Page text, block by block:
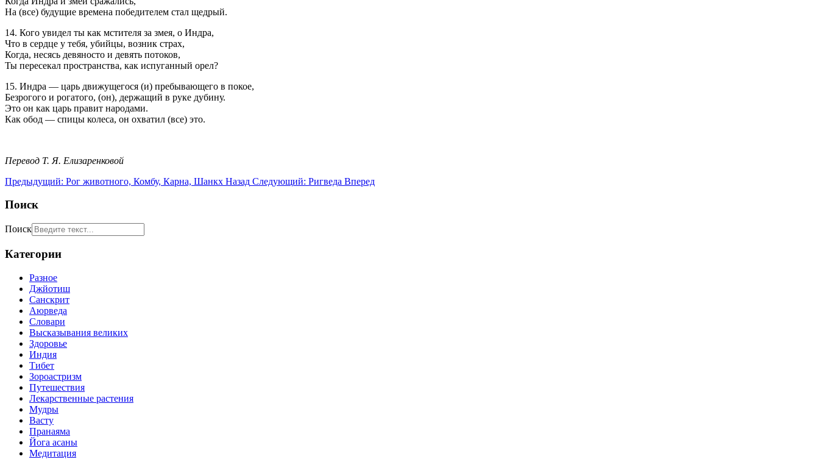
На (все) будущие времена победителем стал щедрый.
14. Кого увидел ты как мстителя за змея, о Индра,
Что в сердце у тебя, убийцы, возник страх,
Когда, несясь девяносто и девять потоков,
Ты пересекал пространства, как испуганный орел?
15. Индра — царь движущегося (и) пребывающего в покое,
Безрогого и рогатого, (он), держащий в руке дубину.
Это он как царь правит народами.
Как обод — спицы колеса, он охватил (все) это.
Перевод Т. Я. Елизаренковой
Предыдущий: Рог животного, Комбу, Карна, Шанкх Назад Следующий: Ригведа Вперед
Поиск
Поиск
Категории
Разное
Джйотиш
Санскрит
Аюрведа
Словари
Высказывания великих
Здоровье
Индия
Тибет
Зороастризм
Путешествия
Лекарственные растения
Мудры
Васту
Пранаяма
Йога асаны
Медитация